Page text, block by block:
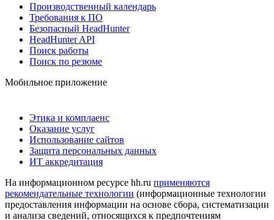
Производственный календарь
Требования к ПО
Безопасный HeadHunter
HeadHunter API
Поиск работы
Поиск по резюме
Мобильное приложение
Этика и комплаенс
Оказание услуг
Использование сайтов
Защита персональных данных
ИТ аккредитация
На информационном ресурсе hh.ru применяются
рекомендательные технологии (информационные технологии
предоставления информации на основе сбора, систематизации
и анализа сведений, относящихся к предпочтениям